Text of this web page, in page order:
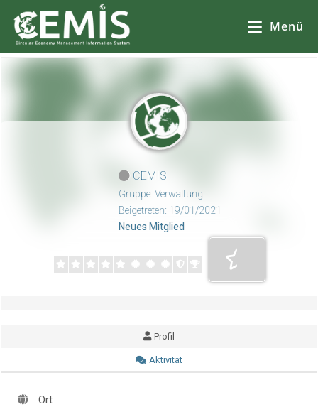
Menü
CEMIS
Gruppe: Verwaltung
Beigetreten: 19/01/2021
Neues Mitglied
Profil
Aktivität
Ort